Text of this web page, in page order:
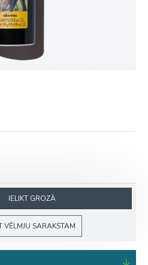
IELIKT GROZĀ
VĒLMJU SARAKSTAM